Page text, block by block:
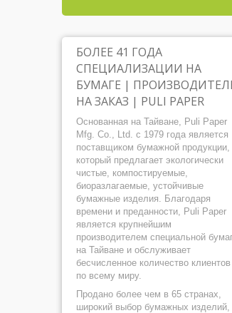
БОЛЕЕ 41 ГОДА
СПЕЦИАЛИЗАЦИИ НА
БУМАГЕ |
НА ЗАКАЗ | PULI PAPER
Основанная на Тайване, Puli Paper
Mfg. Co., Ltd. с 1979 года является
поставщиком бумажной продукции,
который предлагает экологически
чистые, компостируемые,
биоразлагаемые, устойчивые
бумажные изделия. Благодаря
времени и преданности, Puli Paper
является крупнейшим
производителем специальной
на Тайване и обслуживает
бесчисленное количество клиентов
по всему миру.
Продано более чем в 65 странах,
широкий выбор бумажных изделий,